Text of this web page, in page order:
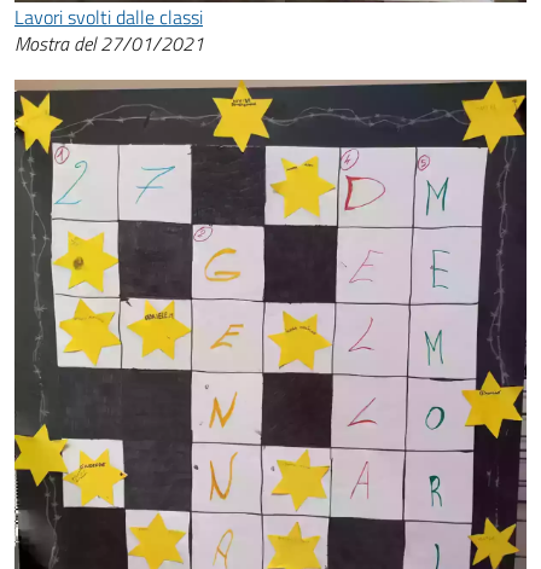
Lavori svolti dalle classi
Mostra del 27/01/2021